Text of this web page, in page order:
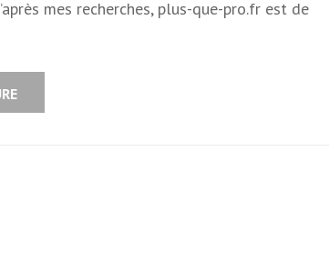
mes recherches, plus-que-pro.fr est de